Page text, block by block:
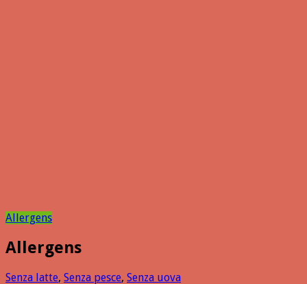
Allergens
Allergens
Senza latte, Senza pesce, Senza uova